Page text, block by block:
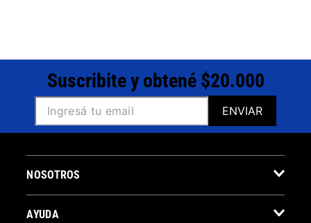
Suscribite y obtené $20.000
ENVIAR
NOSOTROS
AYUDA